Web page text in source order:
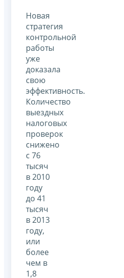
Новая
стратегия
контрольной
работы
уже
доказала
свою
эффективность.
Количество
выездных
налоговых
проверок
снижено
с 76
тысяч
в 2010
году
до 41
тысяч
в 2013
году,
или
более
чем в
1,8